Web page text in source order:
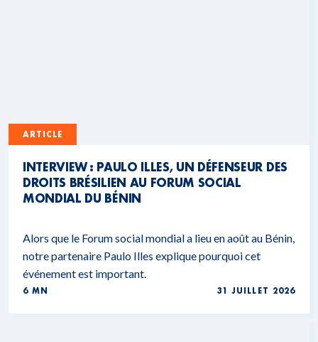
ARTICLE
INTERVIEW : PAULO ILLES, UN DÉFENSEUR DES
DROITS BRÉSILIEN AU FORUM SOCIAL
MONDIAL DU BÉNIN
Alors que le Forum social mondial a lieu en août au Bénin,
notre partenaire Paulo Illes explique pourquoi cet
événement est important.
6 MN 31 JUILLET 2026